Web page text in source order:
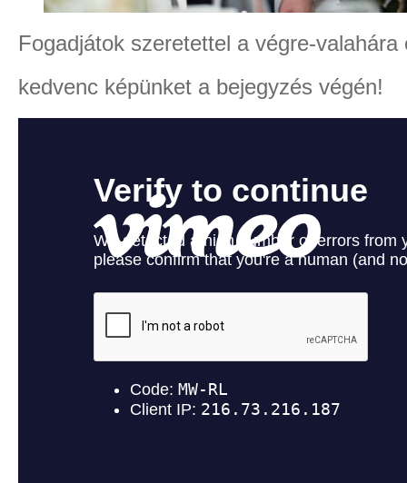
Fogadjátok szeretettel a végre-
kedvenc képünket a bejegyzés végén!